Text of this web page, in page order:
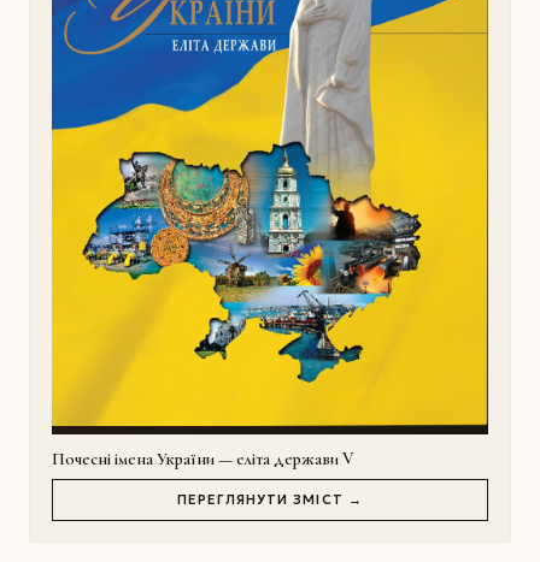
Почесні імена України — еліта держави V
ПЕРЕГЛЯНУТИ ЗМІСТ →